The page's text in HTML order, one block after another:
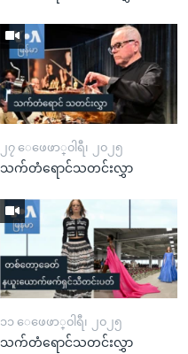
၂၇ ေဖေဖာ္၀ါရီ၊ ၂၀၂၅
သက်တံရောင်သတင်းလွှာ
၁၁ ေဖေဖာ္၀ါရီ၊ ၂၀၂၅
သက်တံရောင်သတင်းလွှာ